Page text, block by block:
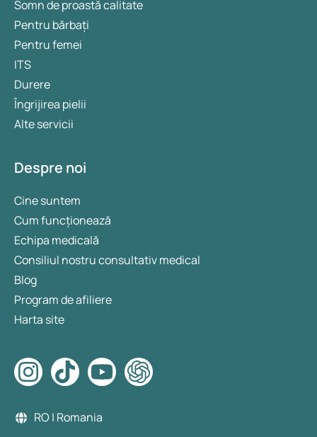
Somn de proastă calitate
Pentru bărbați
Pentru femei
ITS
Durere
Îngrijirea pielii
Alte servicii
Despre noi
Cine suntem
Cum funcționează
Echipa medicală
Consiliul nostru consultativ medical
Blog
Program de afiliere
Harta site
RO | Romania